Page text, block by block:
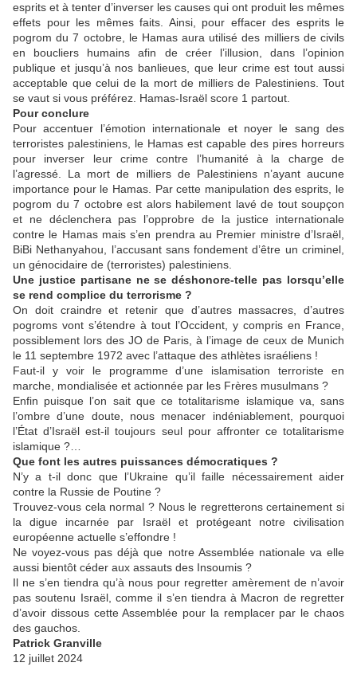
esprits et à tenter d’inverser les causes qui ont produit les mêmes
effets pour les mêmes faits. Ainsi, pour effacer des esprits le
pogrom du 7 octobre, le Hamas aura utilisé des milliers de civils
en boucliers humains afin de créer l’illusion, dans l’opinion
publique et jusqu’à nos banlieues, que leur crime est tout aussi
acceptable que celui de la mort de milliers de Palestiniens. Tout
se vaut si vous préférez. Hamas-Israël score 1 partout.
Pour conclure
Pour accentuer l’émotion internationale et noyer le sang des
terroristes palestiniens, le Hamas est capable des pires horreurs
pour inverser leur crime contre l’humanité à la charge de
l’agressé. La mort de milliers de Palestiniens n’ayant aucune
importance pour le Hamas. Par cette manipulation des esprits, le
pogrom du 7 octobre est alors habilement lavé de tout soupçon
et ne déclenchera pas l’opprobre de la justice internationale
contre le Hamas mais s’en prendra au Premier ministre d’Israël,
BiBi Nethanyahou, l’accusant sans fondement d’être un criminel,
un génocidaire de (terroristes) palestiniens.
Une justice partisane ne se déshonore-telle pas lorsqu’elle
se rend complice du terrorisme ?
On doit craindre et retenir que d’autres massacres, d’autres
pogroms vont s’étendre à tout l’Occident, y compris en France,
possiblement lors des JO de Paris, à l’image de ceux de Munich
le 11 septembre 1972 avec l’attaque des athlètes israéliens !
Faut-il y voir le programme d’une islamisation terroriste en
marche, mondialisée et actionnée par les Frères musulmans ?
Enfin puisque l’on sait que ce totalitarisme islamique va, sans
l’ombre d’une doute, nous menacer indéniablement, pourquoi
l’État d’Israël est-il toujours seul pour affronter ce totalitarisme
islamique ?…
Que font les autres puissances démocratiques ?
N’y a t-il donc que l’Ukraine qu’il faille nécessairement aider
contre la Russie de Poutine ?
Trouvez-vous cela normal ? Nous le regretterons certainement si
la digue incarnée par Israël et protégeant notre civilisation
européenne actuelle s’effondre !
Ne voyez-vous pas déjà que notre Assemblée nationale va elle
aussi bientôt céder aux assauts des Insoumis ?
Il ne s’en tiendra qu’à nous pour regretter amèrement de n’avoir
pas soutenu Israël, comme il s’en tiendra à Macron de regretter
d’avoir dissous cette Assemblée pour la remplacer par le chaos
des gauchos.
Patrick Granville
12 juillet 2024